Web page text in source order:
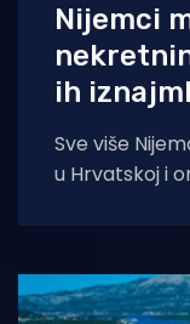
Nijemci
ih
Sve više
u Hrvatskoj i